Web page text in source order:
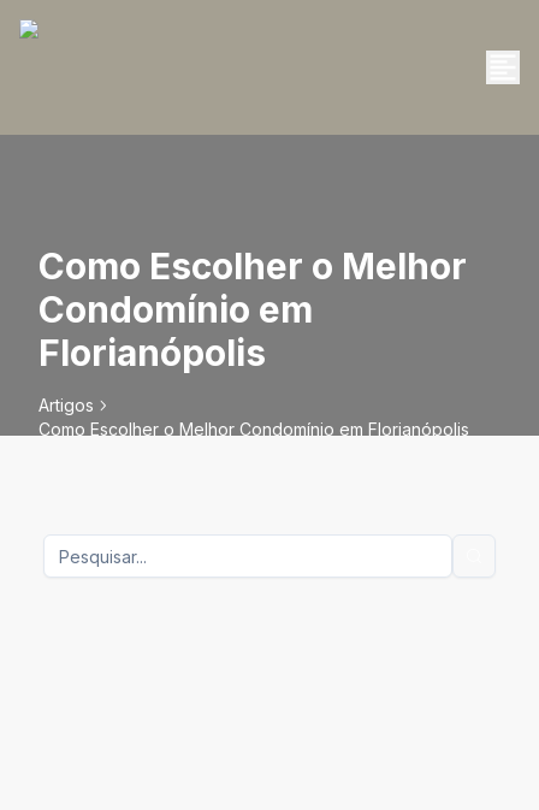
Como Escolher o Melhor
Condomínio em
Florianópolis
Artigos
Como Escolher o Melhor Condomínio em Florianópolis